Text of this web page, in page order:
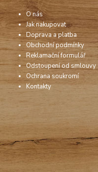
O nás
Jak nakupovat
Doprava a platba
Obchodní podmínky
Reklamační formulář
Odstoupení od smlouvy
Ochrana soukromí
Kontakty